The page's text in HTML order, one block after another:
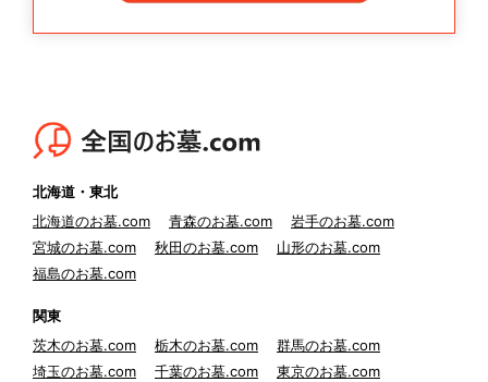
北海道・東北
北海道のお墓.com
青森のお墓.com
岩手のお墓.com
宮城のお墓.com
秋田のお墓.com
山形のお墓.com
福島のお墓.com
関東
茨木のお墓.com
栃木のお墓.com
群馬のお墓.com
埼玉のお墓.com
千葉のお墓.com
東京のお墓.com